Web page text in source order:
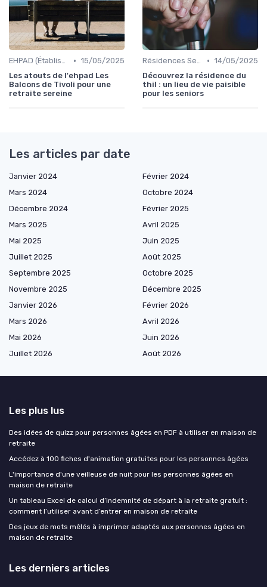
EHPAD (Établissements d'Hébergement pour Personnes Âgées Dépendantes) • 15/05/2025
Les atouts de l'ehpad Les
Balcons de Tivoli pour une
retraite sereine
Résidences Services Seniors • 14/05/2025
Découvrez la résidence du
thil : un lieu de vie paisible
pour les seniors
Les articles par date
Janvier 2024
Février 2024
Mars 2024
Octobre 2024
Décembre 2024
Février 2025
Mars 2025
Avril 2025
Mai 2025
Juin 2025
Juillet 2025
Août 2025
Septembre 2025
Octobre 2025
Novembre 2025
Décembre 2025
Janvier 2026
Février 2026
Mars 2026
Avril 2026
Mai 2026
Juin 2026
Juillet 2026
Août 2026
Les plus lus
Des idées de quizz pour personnes âgées en PDF à utiliser en maison de
retraite
Accédez à 100 fiches d'animation gratuites pour les personnes âgées
L'importance d'une veilleuse de nuit pour les personnes âgées en
maison de retraite
Un tableau Excel de calcul d’indemnité de départ à la retraite gratuit :
comment l’utiliser avant d’entrer en maison de retraite
Des jeux de mots mêlés à imprimer adaptés aux personnes âgées en
maison de retraite
Les derniers articles